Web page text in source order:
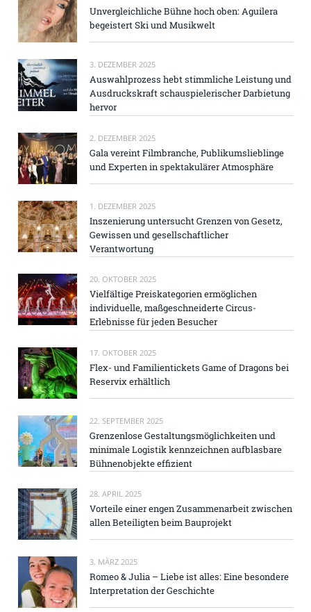
Unvergleichliche Bühne hoch oben: Aguilera
begeistert Ski und Musikwelt
3. DEZEMBER 2025
Auswahlprozess hebt stimmliche Leistung und
Ausdruckskraft schauspielerischer Darbietung
hervor
2. DEZEMBER 2025
Gala vereint Filmbranche, Publikumslieblinge
und Experten in spektakulärer Atmosphäre
1. DEZEMBER 2025
Inszenierung untersucht Grenzen von Gesetz,
Gewissen und gesellschaftlicher
Verantwortung
20. OKTOBER 2025
Vielfältige Preiskategorien ermöglichen
individuelle, maßgeschneiderte Circus-
Erlebnisse für jeden Besucher
17. OKTOBER 2025
Flex- und Familientickets Game of Dragons bei
Reservix erhältlich
22. SEPTEMBER 2025
Grenzenlose Gestaltungsmöglichkeiten und
minimale Logistik kennzeichnen aufblasbare
Bühnenobjekte effizient
28. APRIL 2025
Vorteile einer engen Zusammenarbeit zwischen
allen Beteiligten beim Bauprojekt
3. MÄRZ 2025
Romeo & Julia – Liebe ist alles: Eine besondere
Interpretation der Geschichte